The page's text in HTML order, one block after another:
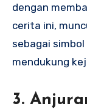
dengan
cerita ini,
sebagai
mendukung
3.